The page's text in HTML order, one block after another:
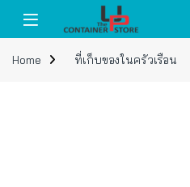
Open
Home ที่เก็บของในครัวเรือน